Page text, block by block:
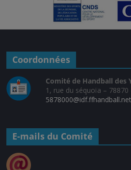
Coordonnées
Comité de Handball des
1, rue du séquoïa – 78870
5878000@idf.ffhandball.net
E-mails du Comité